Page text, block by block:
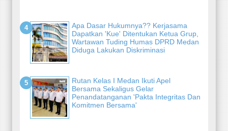
Apa Dasar Hukumnya?? Kerjasama
Dapatkan 'Kue' Ditentukan Ketua Grup,
Wartawan Tuding Humas DPRD Medan
Diduga Lakukan Diskriminasi
Rutan Kelas I Medan Ikuti Apel
Bersama Sekaligus Gelar
Penandatanganan 'Pakta Integritas Dan
Komitmen Bersama'